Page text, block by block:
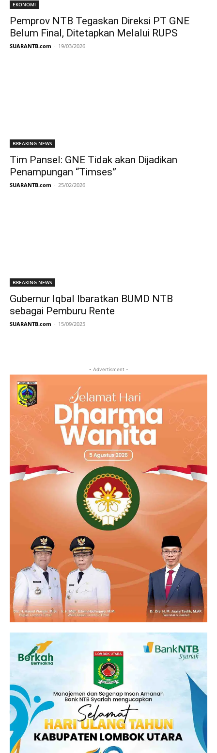
EKONOMI
Pemprov NTB Tegaskan Direksi PT GNE
Belum Final, Ditetapkan Melalui RUPS
SUARANTB.com - 19/03/2026
BREAKING NEWS
Tim Pansel: GNE Tidak akan Dijadikan
Penampungan “Timses”
SUARANTB.com - 25/02/2026
BREAKING NEWS
Gubernur Iqbal Ibaratkan BUMD NTB
sebagai Pemburu Rente
SUARANTB.com - 15/09/2025
- Advertisment -